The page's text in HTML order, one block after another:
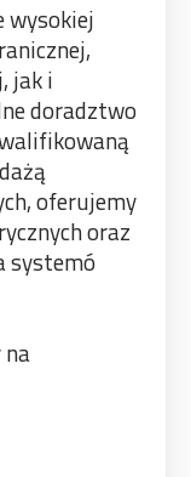
wysokiej
jak i
doradztwo
oferujemy
oraz
systemó